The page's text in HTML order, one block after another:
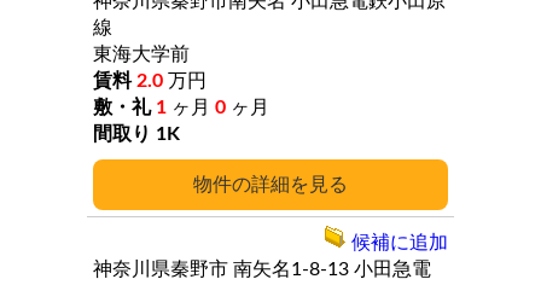
詳細
線
東海大学前
2.0 万円
1 ヶ月 0 ヶ月
1K
神奈川県秦野市 南矢名1-8-13 小田急電
候補に追加